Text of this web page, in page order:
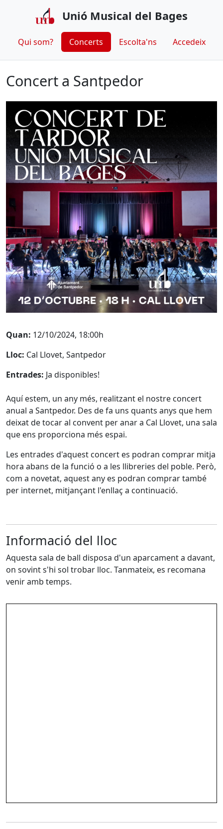
Unió Musical del Bages
Qui som? Concerts Escolta'ns Accedeix
Concert a Santpedor
Quan: 12/10/2024, 18:00h
Lloc: Cal Llovet, Santpedor
Entrades: Ja disponibles!
Aquí estem, un any més, realitzant el nostre concert
anual a Santpedor. Des de fa uns quants anys que hem
deixat de tocar al convent per anar a Cal Llovet, una sala
que ens proporciona més espai.
Les entrades d'aquest concert es podran comprar mitja
hora abans de la funció o a les llibreries del poble. Però,
com a novetat, aquest any es podran comprar també
per internet, mitjançant l'enllaç a continuació.
Informació del lloc
Aquesta sala de ball disposa d'un aparcament a davant,
on sovint s'hi sol trobar lloc. Tanmateix, es recomana
venir amb temps.